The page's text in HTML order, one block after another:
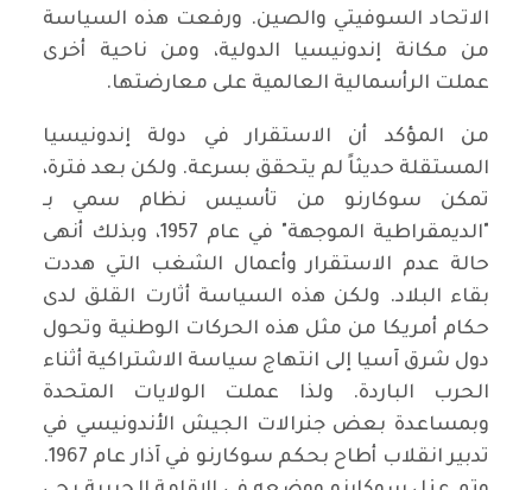
الاتحاد السوفيتي والصين. ورفعت هذه السياسة
من مكانة إندونيسيا الدولية، ومن ناحية أخرى
عملت الرأسمالية العالمية على معارضتها.
من المؤكد أن الاستقرار في دولة إندونيسيا
المستقلة حديثاً لم يتحقق بسرعة. ولكن بعد فترة،
تمكن سوكارنو من تأسيس نظام سمي بـ
"الديمقراطية الموجهة" في عام 1957، وبذلك أنهى
حالة عدم الاستقرار وأعمال الشغب التي هددت
بقاء البلاد. ولكن هذه السياسة أثارت القلق لدى
حكام أمريكا من مثل هذه الحركات الوطنية وتحول
دول شرق آسيا إلى انتهاج سياسة الاشتراكية أثناء
الحرب الباردة. ولذا عملت الولايات المتحدة
وبمساعدة بعض جنرالات الجيش الأندونيسي في
تدبير انقلاب أطاح بحكم سوكارنو في آذار عام 1967.